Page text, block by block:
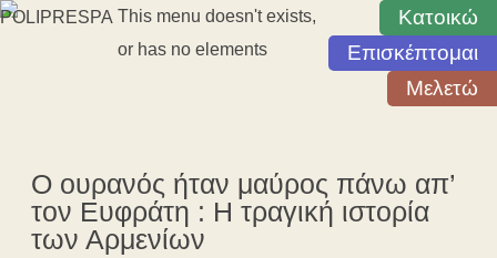
This menu doesn't exists,
or has no elements
Κατοικώ
Επισκέπτομαι
Μελετώ
Ο ουρανός ήταν μαύρος πάνω απ’
τον Ευφράτη : Η τραγική ιστορία
των Αρμενίων